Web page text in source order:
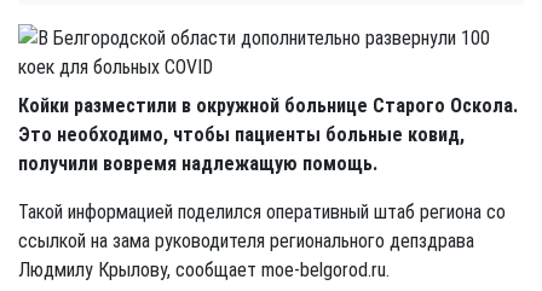
Койки разместили в окружной больнице Старого Оскола.
Это необходимо, чтобы пациенты больные ковид,
получили вовремя надлежащую помощь.
Такой информацией поделился оперативный штаб региона со
ссылкой на зама руководителя регионального депздрава
Людмилу Крылову, сообщает moe-belgorod.ru.